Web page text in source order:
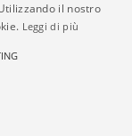
costruttori. La
in materia di
il nostro
Leggi di più